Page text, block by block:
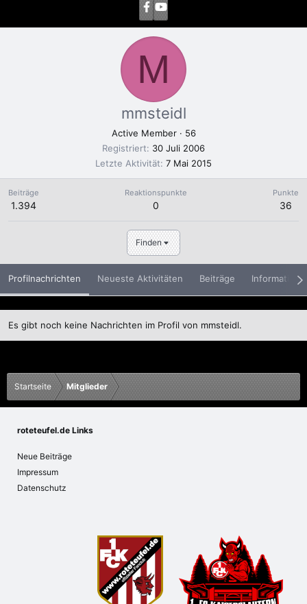
M
mmsteidl
Active Member · 56
Registriert
30 Juli 2006
Letzte Aktivität 7 Mai 2015
Beiträge
1.394
Reaktionspunkte
0
Punkte
36
Finden
Profilnachrichten Neueste Aktivitäten Beiträge
Es gibt noch keine Nachrichten im Profil von mmsteidl.
Startseite Mitglieder
roteteufel.de Links
Neue Beiträge
Impressum
Datenschutz